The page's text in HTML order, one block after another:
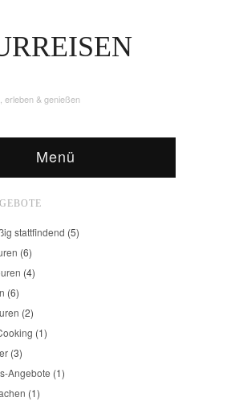
erleben & genießen
Menü
stattfindend (5)
(6)
(4)
(6)
(2)
(1)
(3)
Angebote (1)
(1)